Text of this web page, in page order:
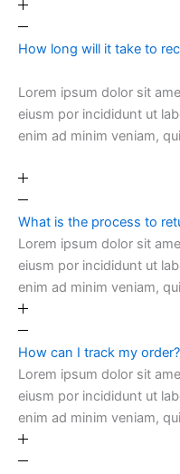
How long will it take to
Lorem ipsum dolor sit
eiusm por incididunt ut
enim ad minim veniam,
What is the process to
Lorem ipsum dolor sit
eiusm por incididunt ut
enim ad minim veniam,
How can I track my order?
Lorem ipsum dolor sit
eiusm por incididunt ut
enim ad minim veniam,